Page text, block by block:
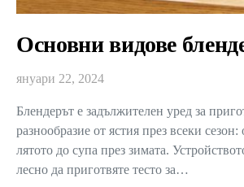
Основни видове
януари 22, 2024
Блендерът е задължителен уред за
разнообразие от ястия през всеки сезон:
лятото до супа през зимата.
лесно да приготвяте тесто за…